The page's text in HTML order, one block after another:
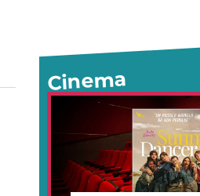
Cinema